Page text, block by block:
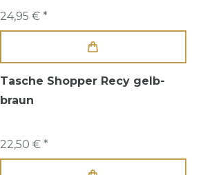
24,95 € *
Tasche Shopper Recy gelb-
braun
22,50 € *